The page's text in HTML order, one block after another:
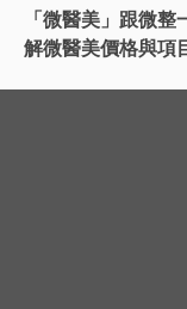
「微醫美」跟微
解微醫美價格與項